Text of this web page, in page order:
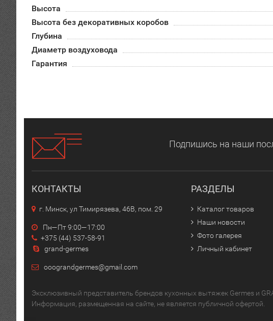
Высота
Высота без декоративных коробов
Глубина
Диаметр воздуховода
Гарантия
Подпишись на наши
КОНТАКТЫ
г. Минск, ул Тимирязева, 46В, пом. 29
Пн—Пт 9:00—17:00
+375 (44) 537-58-91
grand-germes
ooograndgermes@gmail.com
РАЗДЕЛЫ
Каталог товаров
Наши новости
Фото галерея
Личный кабинет
Эксклюзивный представитель брендов кухонных вытяжек Germes и
Информация, размещенная на сайте, не является публичной офертой.